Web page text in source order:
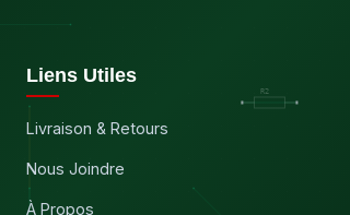
Liens Utiles
Livraison & Retours
Nous Joindre
À Propos